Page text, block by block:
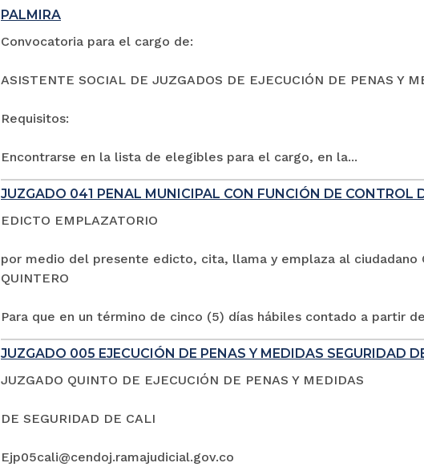
PALMIRA
Convocatoria para el cargo de:
ASISTENTE SOCIAL DE JUZGADOS DE EJECUCIÓN DE PENAS Y
Requisitos:
Encontrarse en la lista de elegibles para el cargo, en la...
JUZGADO 041 PENAL MUNICIPAL CON FUNCIÓN DE CONTROL
EDICTO EMPLAZATORIO
por medio del presente edicto, cita, llama y emplaza al ciudadano
QUINTERO
Para que en un término de cinco (5) días hábiles contado a partir
JUZGADO 005 EJECUCIÓN DE PENAS Y MEDIDAS SEGURIDAD
JUZGADO QUINTO DE EJECUCIÓN DE PENAS Y MEDIDAS
DE SEGURIDAD DE CALI
Ejp05cali@cendoj.ramajudicial.gov.co